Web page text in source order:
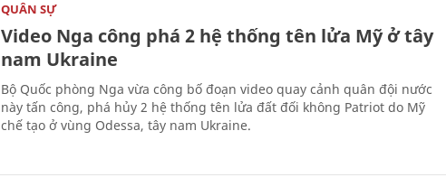
QUÂN SỰ
Video Nga công phá 2 hệ thống tên lửa Mỹ ở tây
nam Ukraine
Bộ Quốc phòng Nga vừa công bố đoạn video quay cảnh quân đội nước
này tấn công, phá hủy 2 hệ thống tên lửa đất đối không Patriot do Mỹ
chế tạo ở vùng Odessa, tây nam Ukraine.